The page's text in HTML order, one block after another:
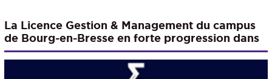
La Licence Gestion & Management du campus
de Bourg-en-Bresse en forte progression dans
le classement 2026